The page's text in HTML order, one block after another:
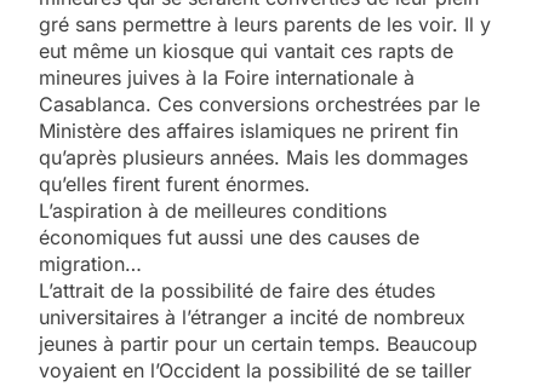
gré sans permettre à leurs parents de les voir. Il y
eut même un kiosque qui vantait ces rapts de
mineures juives à la Foire internationale à
Casablanca. Ces conversions orchestrées par le
Ministère des affaires islamiques ne prirent fin
qu’après plusieurs années. Mais les dommages
qu’elles firent furent énormes.
L’aspiration à de meilleures conditions
économiques fut aussi une des causes de
migration…
L’attrait de la possibilité de faire des études
universitaires à l’étranger a incité de nombreux
jeunes à partir pour un certain temps. Beaucoup
voyaient en l’Occident la possibilité de se tailler